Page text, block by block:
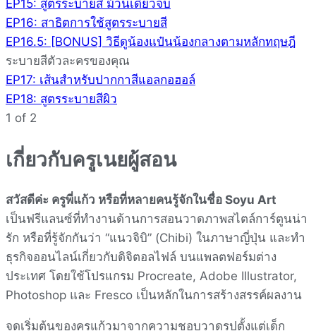
EP15: สูตรระบายสี ม้วนเดียวจบ
EP16: สาธิตการใช้สูตรระบายสี
EP16.5: [BONUS] วิธีดูน้องแป๋นน้องกลางตามหลักทฤษฎี
ระบายสีตัวละครของคุณ
EP17: เส้นสำหรับปากกาสีแอลกอฮอล์
EP18: สูตรระบายสีผิว
1 of 2
เกี่ยวกับครูเนยผู้สอน
สวัสดีค่ะ ครูพี่แก้ว หรือที่หลายคนรู้จักในชื่อ Soyu Art
เป็นฟรีแลนซ์ที่ทำงานด้านการสอนวาดภาพสไตล์การ์ตูนน่า
รัก หรือที่รู้จักกันว่า “แนวจิบิ” (Chibi) ในภาษาญี่ปุ่น และทำ
ธุรกิจออนไลน์เกี่ยวกับดิจิตอลไฟล์ บนแพลตฟอร์มต่าง
ประเทศ โดยใช้โปรแกรม Procreate, Adobe Illustrator,
Photoshop และ Fresco เป็นหลักในการสร้างสรรค์ผลงาน
จุดเริ่มต้นของครูแก้วมาจากความชอบวาดรูปตั้งแต่เด็ก